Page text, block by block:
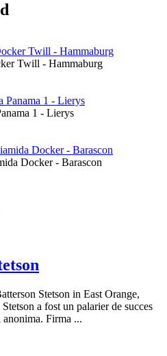
Twill - Hammaburg
1 - Lierys
Docker - Barascon
Stetson in East Orange,
a fost un palarier de succes
Firma ...